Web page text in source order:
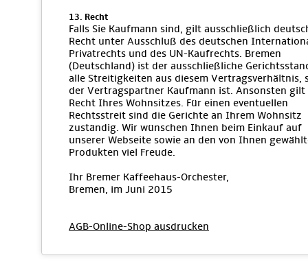
13. Recht
Falls Sie Kaufmann sind, gilt ausschließlich
Recht unter Ausschluß des deutschen
Privatrechts und des UN-Kaufrechts. Bremen
(Deutschland) ist der ausschließliche
alle Streitigkeiten aus diesem Vertragsverhältnis,
der Vertragspartner Kaufmann ist. Ansonsten gilt
Recht Ihres Wohnsitzes. Für einen eventuellen
Rechtsstreit sind die Gerichte an Ihrem Wohnsitz
zuständig. Wir wünschen Ihnen beim Einkauf auf
unserer Webseite sowie an den von Ihnen
Produkten viel Freude.
Ihr Bremer Kaffeehaus-Orchester,
Bremen, im Juni 2015
AGB-Online-Shop ausdrucken